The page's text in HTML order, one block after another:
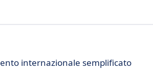
internazionale semplificato